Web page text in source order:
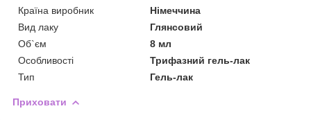
Країна виробник
Німеччина
Вид лаку
Глянсовий
Об`єм
8 мл
Особливості
Трифазний гель-лак
Тип
Гель-лак
Приховати